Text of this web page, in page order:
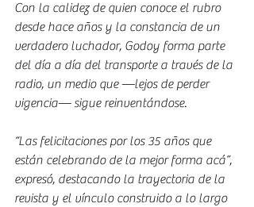
Con la calidez de quien conoce el rubro
desde hace años y la constancia de un
verdadero luchador, Godoy forma parte
del día a día del transporte a través de la
radio, un medio que —lejos de perder
vigencia— sigue reinventándose.
“Las felicitaciones por los 35 años que
están celebrando de la mejor forma acá”,
expresó, destacando la trayectoria de la
revista y el vínculo construido a lo largo